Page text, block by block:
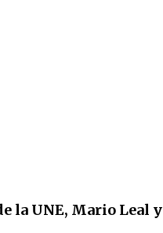
UNE, Mario Leal y